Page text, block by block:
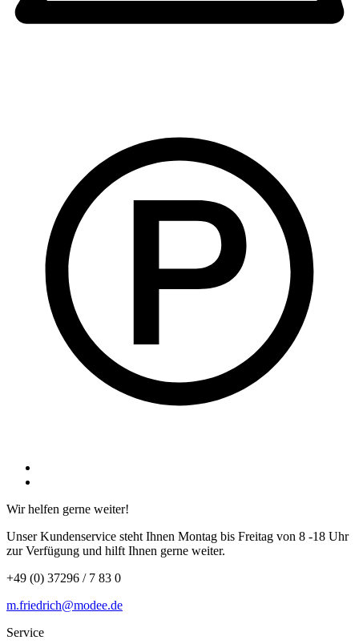
Wir helfen gerne weiter!
Unser Kundenservice steht Ihnen Montag bis Freitag von 8 -18 Uhr
zur Verfügung und hilft Ihnen gerne weiter.
+49 (0) 37296 / 7 83 0
m.friedrich@modee.de
Service